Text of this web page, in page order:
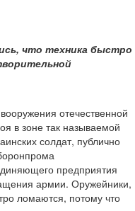
что техника быстро
отечественной
в зоне так называемой
солдат, публично
предприятия
армии. Оружейники,
ломаются, потому что